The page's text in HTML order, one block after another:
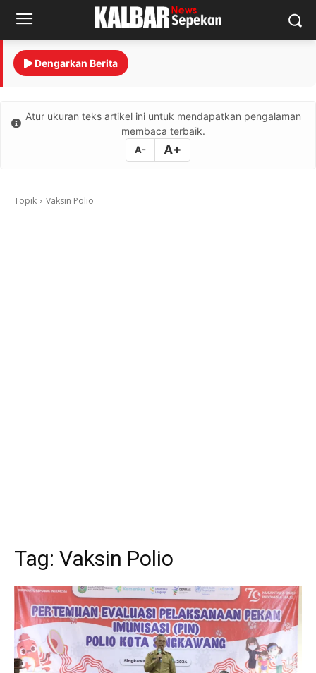
Dengarkan Berita
Atur ukuran teks artikel ini untuk mendapatkan pengalaman
membaca terbaik.
A- A+
Topik Vaksin Polio
Tag: Vaksin Polio